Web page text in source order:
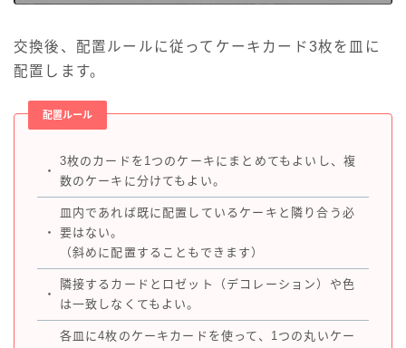
交換後、配置ルールに従ってケーキカード3枚を皿に
配置します。
配置ルール
・
3枚のカードを1つのケーキにまとめてもよいし、複
数のケーキに分けてもよい。
・
皿内であれば既に配置しているケーキと隣り合う必
要はない。
（斜めに配置することもできます）
・
隣接するカードとロゼット（デコレーション）や色
は一致しなくてもよい。
各皿に4枚のケーキカードを使って、1つの丸いケー